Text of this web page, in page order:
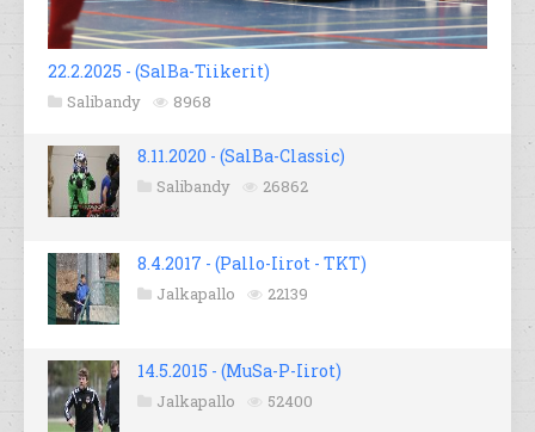
22.2.2025 - (SalBa-Tiikerit)
Salibandy 8968
8.11.2020 - (SalBa-Classic)
Salibandy 26862
8.4.2017 - (Pallo-Iirot - TKT)
Jalkapallo 22139
14.5.2015 - (MuSa-P-Iirot)
Jalkapallo 52400